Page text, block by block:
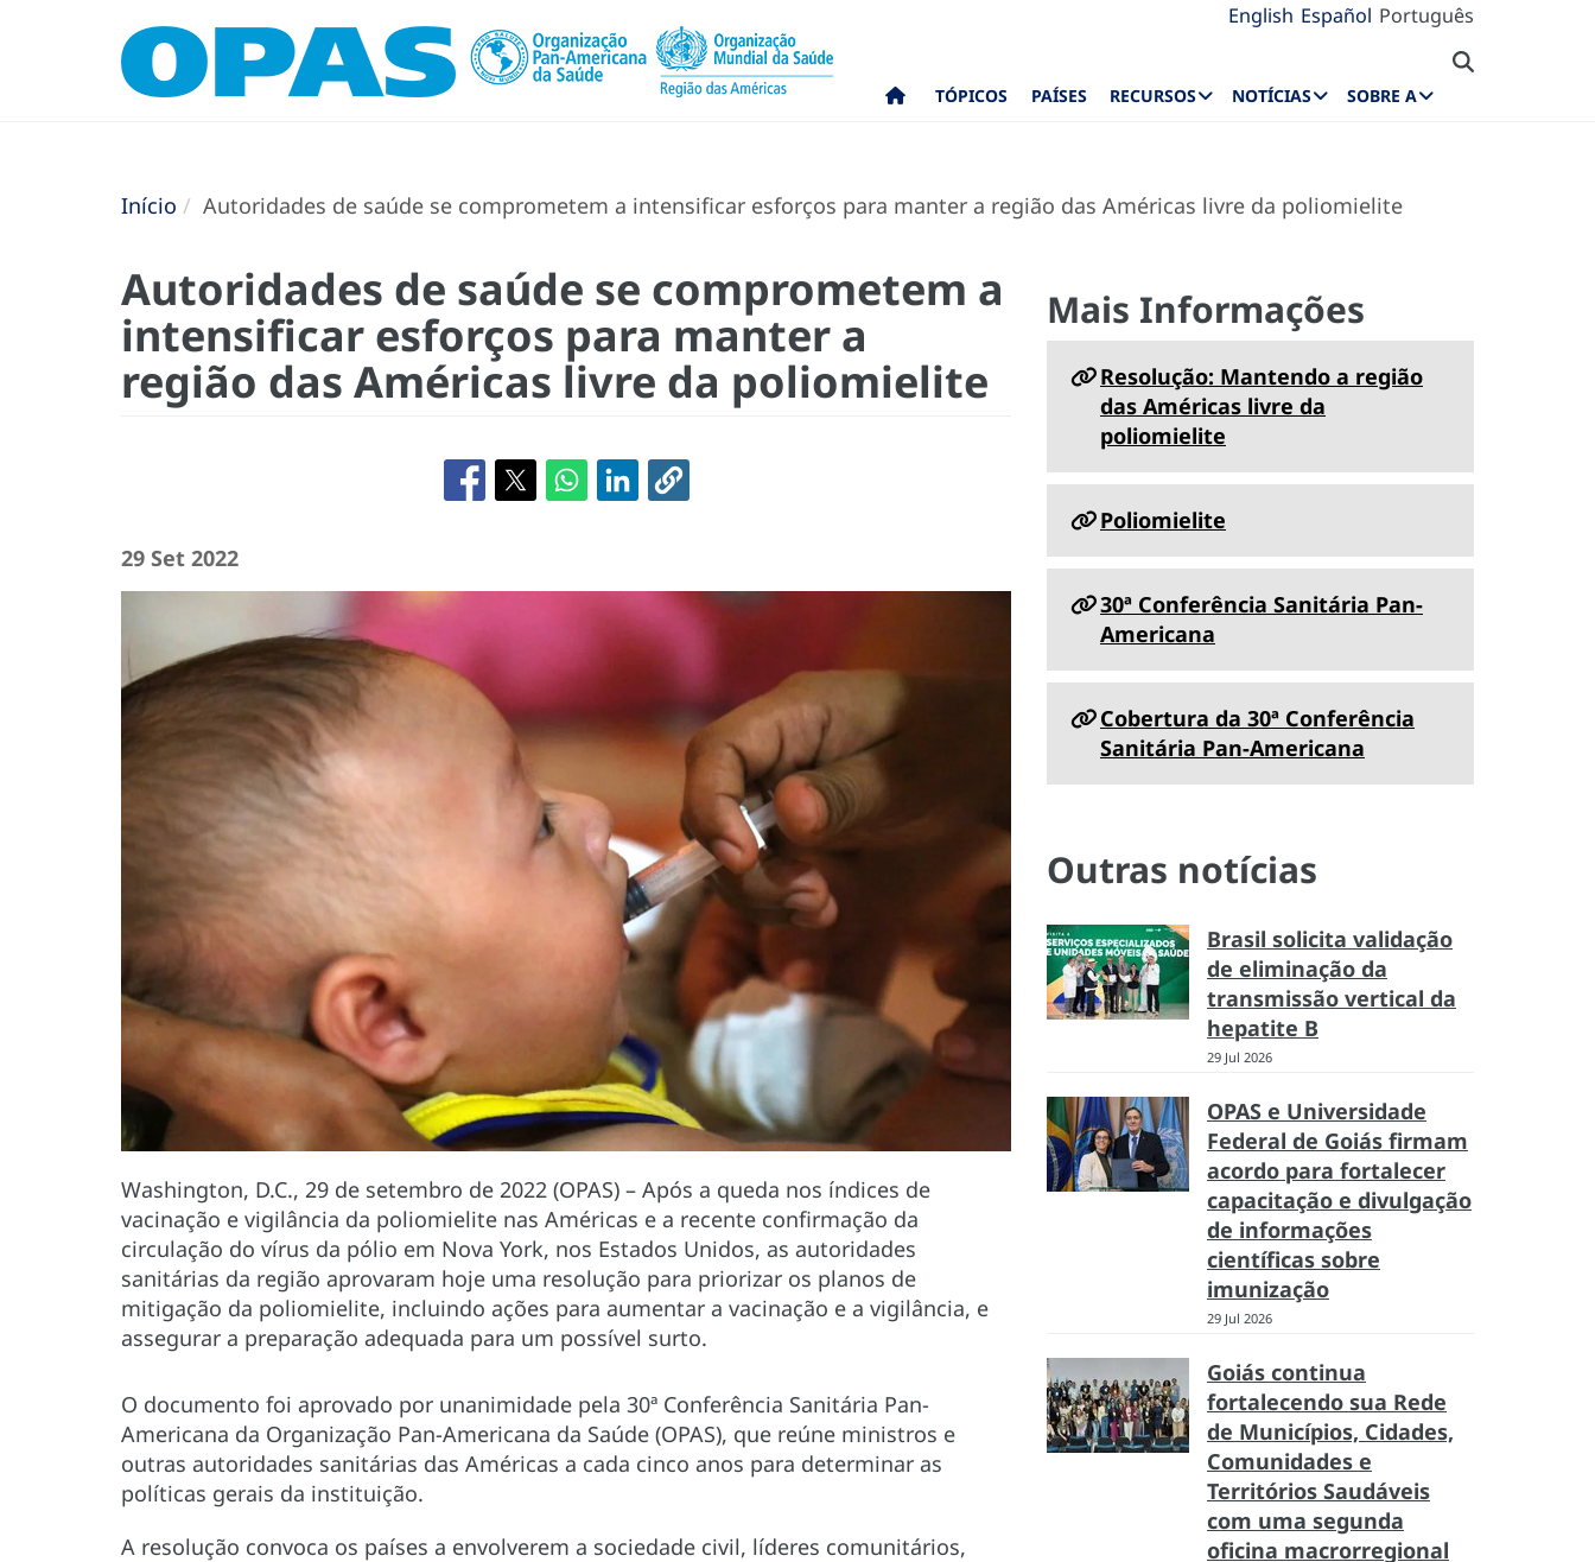
English Español Português
TÓPICOS PAÍSES RECURSOS NOTÍCIAS SOBRE A
Início Autoridades de saúde se comprometem a intensificar esforços para manter a região das Américas livre da poliomielite
Autoridades de saúde se comprometem a
intensificar esforços para manter a
região das Américas livre da poliomielite
29 Set 2022
Washington, D.C., 29 de setembro de 2022 (OPAS) – Após a queda nos índices de
vacinação e vigilância da poliomielite nas Américas e a recente confirmação da
circulação do vírus da pólio em Nova York, nos Estados Unidos, as autoridades
sanitárias da região aprovaram hoje uma resolução para priorizar os planos de
mitigação da poliomielite, incluindo ações para aumentar a vacinação e a vigilância, e
assegurar a preparação adequada para um possível surto.
O documento foi aprovado por unanimidade pela 30ª Conferência Sanitária Pan-
Americana da Organização Pan-Americana da Saúde (OPAS), que reúne ministros e
outras autoridades sanitárias das Américas a cada cinco anos para determinar as
políticas gerais da instituição.
A resolução convoca os países a envolverem a sociedade civil, líderes comunitários,
Mais Informações
Resolução: Mantendo a região
das Américas livre da
poliomielite
Poliomielite
30ª Conferência Sanitária Pan-
Americana
Cobertura da 30ª Conferência
Sanitária Pan-Americana
Outras notícias
Brasil solicita validação
de eliminação da
transmissão vertical da
hepatite B
29 Jul 2026
OPAS e Universidade
Federal de Goiás firmam
acordo para fortalecer
capacitação e divulgação
de informações
científicas sobre
imunização
29 Jul 2026
Goiás continua
fortalecendo sua Rede
de Municípios, Cidades,
Comunidades e
Territórios Saudáveis
com uma segunda
oficina macrorregional